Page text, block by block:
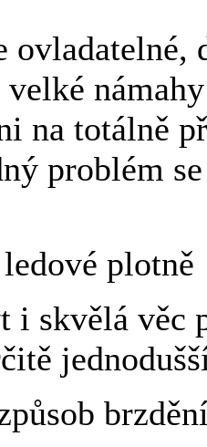
ovladatelné,
velké
na totálně
problém
plotně
i skvělá věc